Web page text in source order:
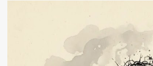
сознательно допускало, способствовало
облегчало отправку военнослужащих из
Отмечается, что, даже если прямое
властей в организации перевозок не